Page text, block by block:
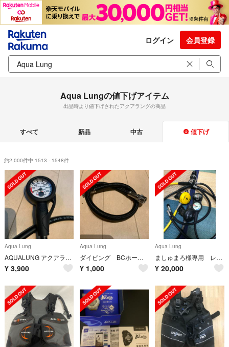
ログイン 会員登録
Aqua Lungの値下げアイテム
出品時より値下げされたアクアラングの商品
すべて 新品 中古 値下げ
約2,000件中 1513 - 1548件
Aqua Lung
AQUALUNG アクアラング シングルゲージ ダイビング
¥ 3,900
Aqua Lung
ダイビング BCホース インフレーター 中圧ホース 約54cm
¥ 1,000
Aqua Lung
ましゅまろ様専用 レギュレータ一式とウエイトベルト
¥ 20,000